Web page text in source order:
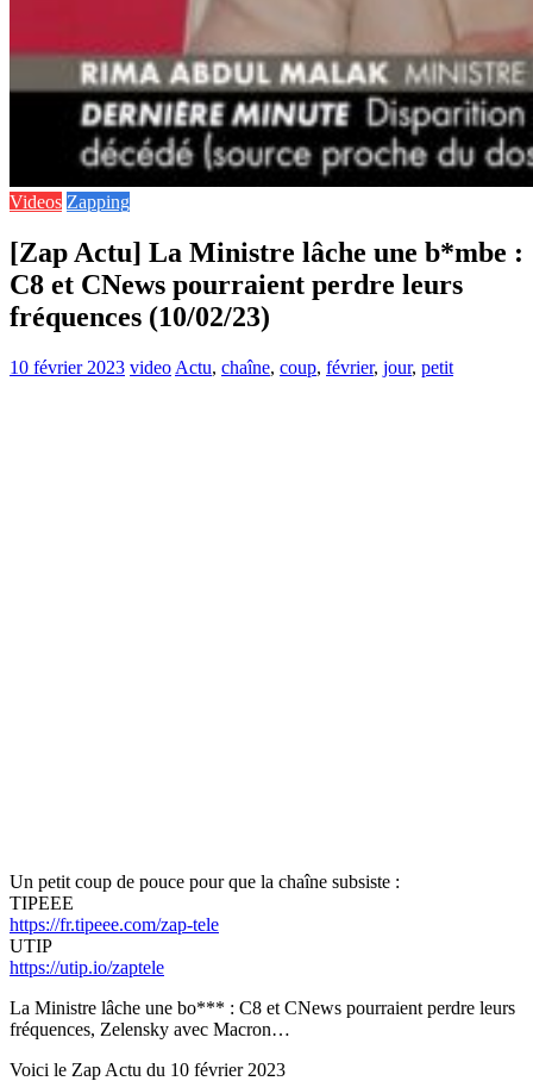
Videos Zapping
[Zap Actu] La Ministre lâche une b*mbe :
C8 et CNews pourraient perdre leurs
fréquences (10/02/23)
10 février 2023 video Actu, chaîne, coup, février, jour, petit
Un petit coup de pouce pour que la chaîne subsiste :
TIPEEE
https://fr.tipeee.com/zap-tele
UTIP
https://utip.io/zaptele
La Ministre lâche une bo*** : C8 et CNews pourraient perdre leurs
fréquences, Zelensky avec Macron…
Voici le Zap Actu du 10 février 2023